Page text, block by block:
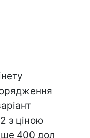
з ціною
400 дол